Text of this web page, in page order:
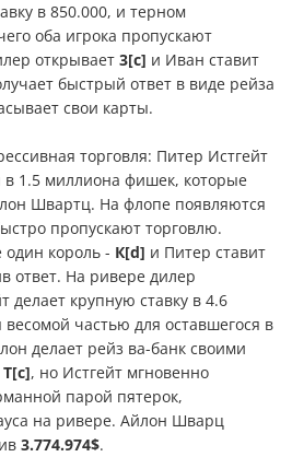
в 850.000, и терном
оба игрока пропускают
открывает 3[c] и Иван ставит
быстрый ответ в виде рейза
свои карты.
торговля: Питер Истгейт
в 1.5 миллиона фишек, которые
Швартц. На флопе появляются
пропускают торговлю.
король - К[d] и Питер ставит
ответ. На ривере дилер
делает крупную ставку в 4.6
частью для оставшегося в
делает рейз ва-банк своими
, но Истгейт мгновенно
парой пятерок,
на ривере. Айлон Шварц
3.774.974$.